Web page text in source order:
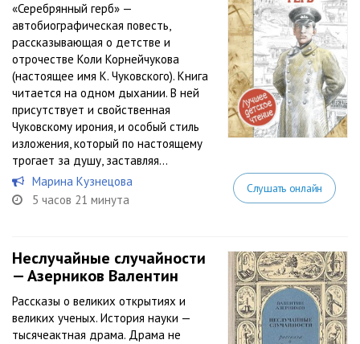
«Серебрянный герб» —
автобиографическая повесть,
рассказывающая о детстве и
отрочестве Коли Корнейчукова
(настоящее имя К. Чуковского). Книга
читается на одном дыхании. В ней
присутствует и свойственная
Чуковскому ирония, и особый стиль
изложения, который по настоящему
трогает за душу, заставляя...
Марина Кузнецова
5 часов 21 минута
Слушать онлайн
Неслучайные случайности
— Азерников Валентин
Рассказы о великих открытиях и
великих ученых. История науки —
тысячеактная драма. Драма не